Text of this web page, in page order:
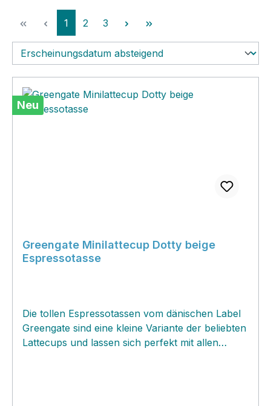
Seite
1 Seite
2 Seite
3
Neu
Greengate Minilattecup Dotty beige
Espressotasse
Die tollen Espressotassen vom dänischen Label
Greengate sind eine kleine Variante der beliebten
Lattecups und lassen sich perfekt mit allen